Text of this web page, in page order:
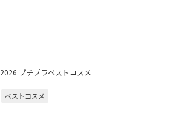
2026 プチプラベストコスメ
ベストコスメ